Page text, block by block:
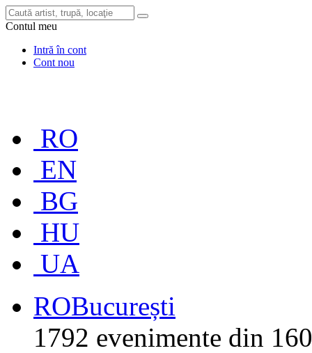
Contul meu
Intră în cont
Cont nou
RO
EN
BG
HU
UA
ROBucurești
1792 evenimente din